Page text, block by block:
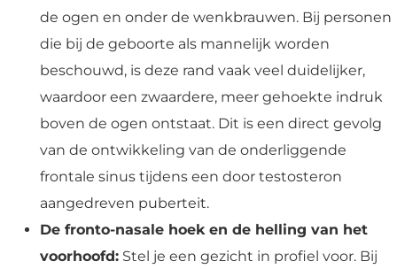
de ogen en onder de wenkbrauwen. Bij personen
die bij de geboorte als mannelijk worden
beschouwd, is deze rand vaak veel duidelijker,
waardoor een zwaardere, meer gehoekte indruk
boven de ogen ontstaat. Dit is een direct gevolg
van de ontwikkeling van de onderliggende
frontale sinus tijdens een door testosteron
aangedreven puberteit.
De fronto-nasale hoek en de helling van het
voorhoofd: Stel je een gezicht in profiel voor. Bij